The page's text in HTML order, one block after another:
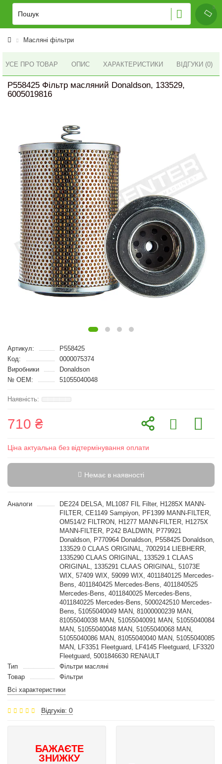
Масляні фільтри
УСЕ ПРО ТОВАР ОПИС ХАРАКТЕРИСТИКИ ВІДГУКИ (0)
P558425 Фільтр масляний Donaldson, 133529,
6005019816
Артикул:
P558425
Код:
0000075374
Виробники
Donaldson
№ OEM:
51055040048
710 ₴
Ціна актуальна без відтермінування оплати
Немає в наявності
Аналоги
DE224 DELSA, ML1087 FIL Filter, H1285X MANN-
FILTER, CE1149 Sampiyon, PF1399 MANN-FILTER,
OM514/2 FILTRON, H1277 MANN-FILTER, H1275X
MANN-FILTER, P242 BALDWIN, P779921
Donaldson, P770964 Donaldson, P558425 Donaldson,
133529.0 CLAAS ORIGINAL, 7002914 LIEBHERR,
1335290 CLAAS ORIGINAL, 133529.1 CLAAS
ORIGINAL, 1335291 CLAAS ORIGINAL, 51073E
WIX, 57409 WIX, 59099 WIX, 4011840125 Mercedes-
Bens, 4011840425 Mercedes-Bens, 4011840525
Mercedes-Bens, 4011840025 Mercedes-Bens,
4011840225 Mercedes-Bens, 5000242510 Mercedes-
Bens, 51055040049 MAN, 81000000239 MAN,
81055040038 MAN, 51055040091 MAN, 51055040084
MAN, 51055040048 MAN, 51055040068 MAN,
51055040086 MAN, 81055040040 MAN, 51055040085
MAN, LF3351 Fleetguard, LF4145 Fleetguard, LF3320
Fleetguard, 5001846630 RENAULT
Тип
Фільтри масляні
Товар
Фільтри
Всі характеристики
Відгуків: 0
БАЖАЄТЕ
ЗНИЖКУ